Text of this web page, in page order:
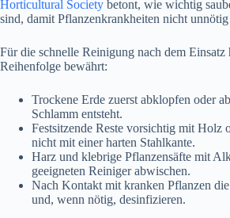
Horticultural Society betont, wie wichtig
sind, damit Pflanzenkrankheiten nicht
Für die schnelle Reinigung nach dem Einsatz
Reihenfolge bewährt:
Trockene Erde zuerst abklopfen oder
Schlamm entsteht.
Festsitzende Reste vorsichtig mit Holz
nicht mit einer harten Stahlkante.
Harz und klebrige Pflanzensäfte mit
geeigneten Reiniger abwischen.
Nach Kontakt mit kranken Pflanzen
und, wenn nötig, desinfizieren.